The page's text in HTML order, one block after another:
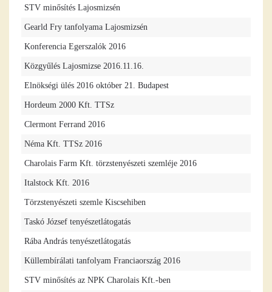
STV minősítés Lajosmizsén
Gearld Fry tanfolyama Lajosmizsén
Konferencia Egerszalók 2016
Közgyűlés Lajosmizse 2016.11.16.
Elnökségi ülés 2016 október 21. Budapest
Hordeum 2000 Kft. TTSz
Clermont Ferrand 2016
Néma Kft. TTSz 2016
Charolais Farm Kft. törzstenyészeti szemléje 2016
Italstock Kft. 2016
Törzstenyészeti szemle Kiscsehiben
Taskó József tenyészetlátogatás
Rába András tenyészetlátogatás
Küllembírálati tanfolyam Franciaország 2016
STV minősítés az NPK Charolais Kft.-ben